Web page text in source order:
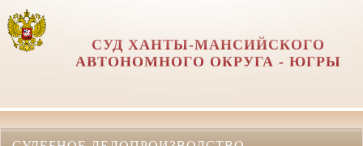
СУД ХАНТЫ-МАНСИЙСКОГО
АВТОНОМНОГО ОКРУГА - ЮГРЫ